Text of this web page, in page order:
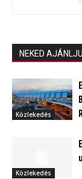
NEKED
Közlekedés
Közlekedés